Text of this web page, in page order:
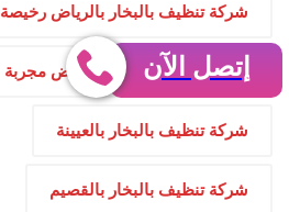
شركة تنظيف بالبخار بالرياض رخيصة
شركة تنظيف بالبخار بالرياض مجربة
شركة تنظيف بالبخار بالعيينة
شركة تنظيف بالبخار بالقصيم
إتصل الآن